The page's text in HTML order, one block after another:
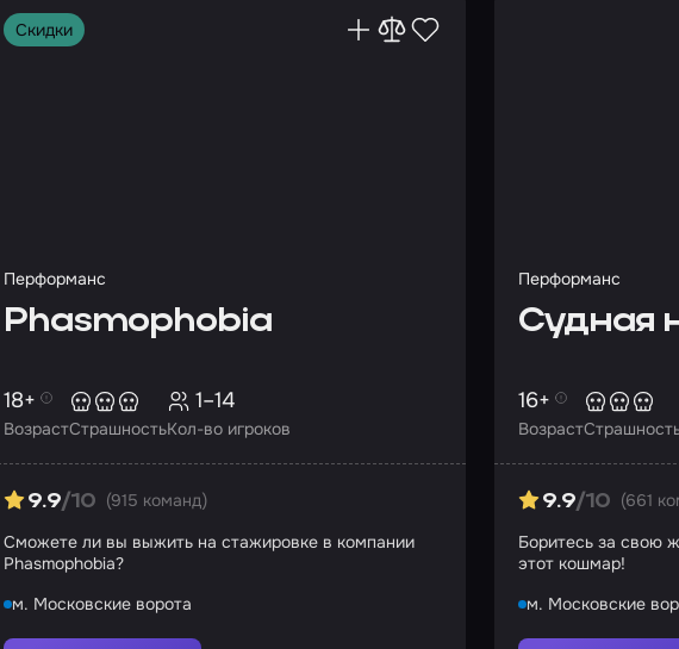
Скидки
Перформанс
Phasmophobia
Возраст
18+
СтрашностьКол-во игроков
1–14
9.9/10 (915 команд)
Сможете ли вы выжить на стажировке в компании
Phasmophobia?
м. Московские ворота
Перформанс
Судная
Возраст
16+
9.9/10 (661
Боритесь за свою
этот кошмар!
м. Московские